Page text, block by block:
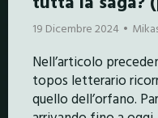
19 Dicembre 2024
Nell’articolo
topos letterario
quello dell’orfano.